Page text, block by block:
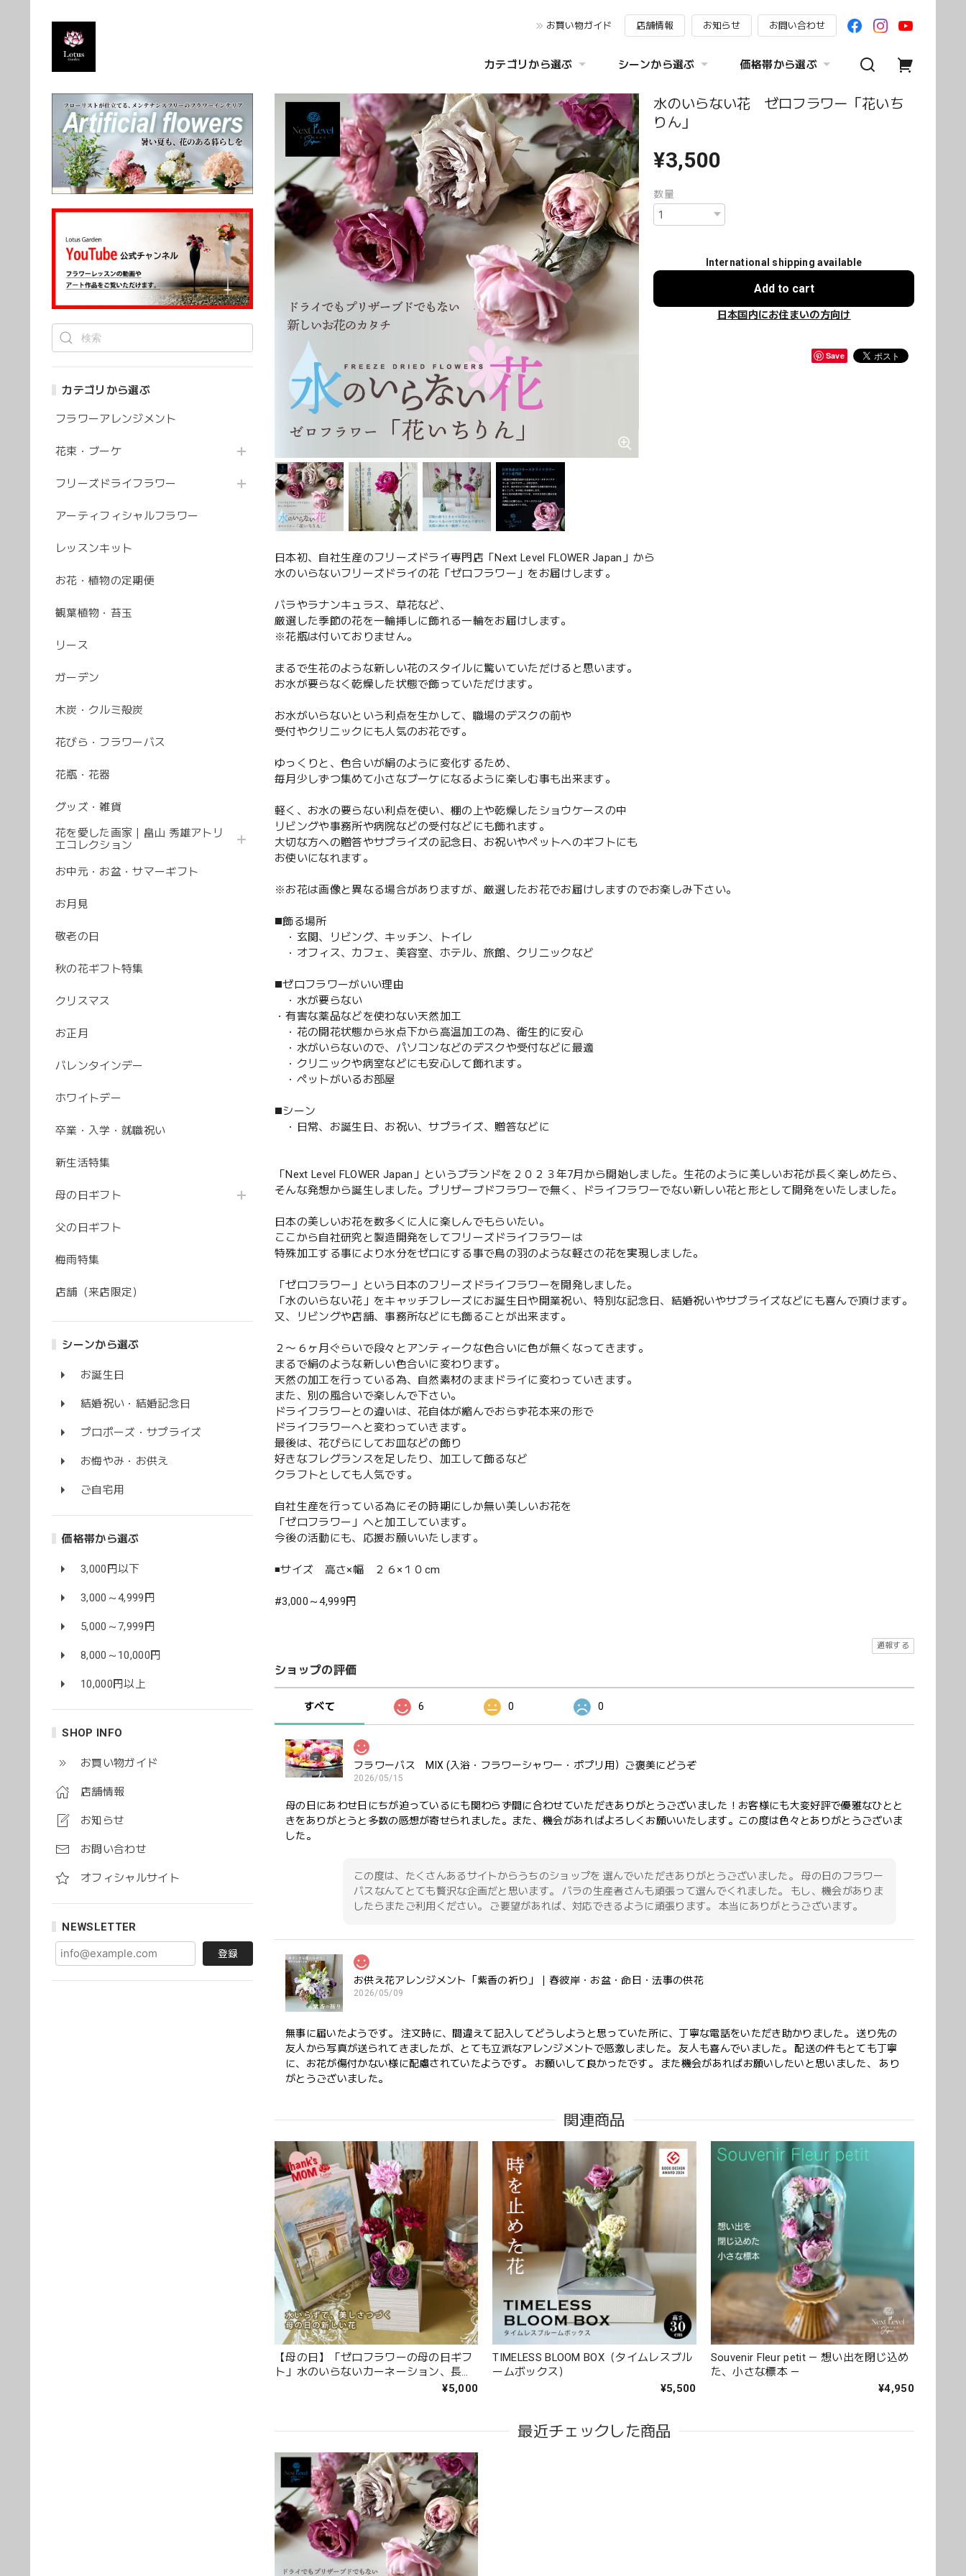
お買い物ガイド 店舗情報 お知らせ お問い合わせ
カテゴリから選ぶ シーンから選ぶ 価格帯から選ぶ
カテゴリから選ぶ
フラワーアレンジメント
花束・ブーケ
フリーズドライフラワー
アーティフィシャルフラワー
レッスンキット
お花・植物の定期便
観葉植物・苔玉
リース
ガーデン
木炭・クルミ殻炭
花びら・フラワーバス
花瓶・花器
グッズ・雑貨
花を愛した画家｜畠山 秀雄アトリ
エコレクション
お中元・お盆・サマーギフト
お月見
敬老の日
秋の花ギフト特集
クリスマス
お正月
バレンタインデー
ホワイトデー
卒業・入学・就職祝い
新生活特集
母の日ギフト
父の日ギフト
梅雨特集
店舗（来店限定）
シーンから選ぶ
お誕生日
結婚祝い・結婚記念日
プロポーズ・サプライズ
お悔やみ・お供え
ご自宅用
価格帯から選ぶ
3,000円以下
3,000～4,999円
5,000～7,999円
8,000～10,000円
10,000円以上
SHOP INFO
お買い物ガイド
店舗情報
お知らせ
お問い合わせ
オフィシャルサイト
NEWSLETTER
登録
水のいらない花 ゼロフラワー「花いち
りん」
¥3,500
数量
International shipping available
Add to cart
日本国内にお住まいの方向け
Save
日本初、自社生産のフリーズドライ専門店「Next Level FLOWER Japan」から
水のいらないフリーズドライの花「ゼロフラワー」をお届けします。
バラやラナンキュラス、草花など、
厳選した季節の花を一輪挿しに飾れる一輪をお届けします。
※花瓶は付いておりません。
まるで生花のような新しい花のスタイルに驚いていただけると思います。
お水が要らなく乾燥した状態で飾っていただけます。
お水がいらないという利点を生かして、職場のデスクの前や
受付やクリニックにも人気のお花です。
ゆっくりと、色合いが絹のように変化するため、
毎月少しずつ集めて小さなブーケになるように楽しむ事も出来ます。
軽く、お水の要らない利点を使い、棚の上や乾燥したショウケースの中
リビングや事務所や病院などの受付などにも飾れます。
大切な方への贈答やサプライズの記念日、お祝いやペットへのギフトにも
お使いになれます。
※お花は画像と異なる場合がありますが、厳選したお花でお届けしますのでお楽しみ下さい。
◼️飾る場所
・玄関、リビング、キッチン、トイレ
・オフィス、カフェ、美容室、ホテル、旅館、クリニックなど
◼️ゼロフラワーがいい理由
・水が要らない
・有害な薬品などを使わない天然加工
・花の開花状態から氷点下から高温加工の為、衛生的に安心
・水がいらないので、パソコンなどのデスクや受付などに最適
・クリニックや病室などにも安心して飾れます。
・ペットがいるお部屋
◼️シーン
・日常、お誕生日、お祝い、サプライズ、贈答などに
「Next Level FLOWER Japan」というブランドを２０２３年7月から開始しました。生花のように美しいお花が長く楽しめたら、
そんな発想から誕生しました。プリザーブドフラワーで無く、ドライフラワーでない新しい花と形として開発をいたしました。
日本の美しいお花を数多くに人に楽しんでもらいたい。
ここから自社研究と製造開発をしてフリーズドライフラワーは
特殊加工する事により水分をゼロにする事で鳥の羽のような軽さの花を実現しました。
「ゼロフラワー」という日本のフリーズドライフラワーを開発しました。
「水のいらない花」をキャッチフレーズにお誕生日や開業祝い、特別な記念日、結婚祝いやサプライズなどにも喜んで頂けます。
又、リビングや店舗、事務所などにも飾ることが出来ます。
２〜６ヶ月ぐらいで段々とアンティークな色合いに色が無くなってきます。
まるで絹のような新しい色合いに変わります。
天然の加工を行っている為、自然素材のままドライに変わっていきます。
また、別の風合いで楽しんで下さい。
ドライフラワーとの違いは、花自体が縮んでおらず花本来の形で
ドライフラワーへと変わっていきます。
最後は、花びらにしてお皿などの飾り
好きなフレグランスを足したり、加工して飾るなど
クラフトとしても人気です。
自社生産を行っている為にその時期にしか無い美しいお花を
「ゼロフラワー」へと加工しています。
今後の活動にも、応援お願いいたします。
◾️サイズ 高さ×幅 ２６×１０cm
#3,000～4,999円
通報する
ショップの評価
すべて 6 0 0
フラワーバス MIX (入浴・フラワーシャワー・ポプリ用）ご褒美にどうぞ
2026/05/15
母の日にあわせ日にちが迫っているにも関わらず間に合わせていただきありがとうございました！お客様にも大変好評で優雅なひとと
きをありがとうと多数の感想が寄せられました。また、機会があればよろしくお願いいたします。この度は色々とありがとうございま
した。
この度は、たくさんあるサイトからうちのショップを 選んでいただきありがとうございました。 母の日のフラワー
バスなんてとても贅沢な企画だと思います。 バラの生産者さんも頑張って選んでくれました。 もし、機会がありま
したらまたご利用ください。 ご要望があれば、対応できるように頑張ります。 本当にありがとうございます。
お供え花アレンジメント「紫香の祈り」｜春彼岸・お盆・命日・法事の供花
2026/05/09
無事に届いたようです。 注文時に、間違えて記入してどうしようと思っていた所に、丁寧な電話をいただき助かりました。 送り先の
友人から写真が送られてきましたが、とても立派なアレンジメントで感激しました。 友人も喜んでいました。 配送の件もとても丁寧
に、お花が傷付かない様に配慮されていたようです。 お願いして良かったです。 また機会があればお願いしたいと思いました、 あり
がとうございました。
このたびは大切なご友人への贈り物に、当店のお花をお選びいただき誠にありがとうございました。 また、ご友人
しました。 配送についてもご満足いただけたようで何よりです。 温かいお言葉を励みに、これからも心を込めてお
花をお届けしてまいります。 またのご利用を心よりお待ちしております。 このたびは本当にありがとうございまし
た。
心を伝える花 キモチ 「ありがとう ARIGATO」 6600
2025/02/07
姉の誕生日に花束を注文しました。 予め希望やイメージを伝えたところ、レアなバラを入れて下さり、ワンランクアップでハイセン
スな華やかな花束を作ってくださいました。 姉も大変喜んでくれて、大満足です。 また、お願いします。 安心してお願いできるお花
屋さんです。
大変嬉しいレビューありがとうございます。 お姉さんも喜んでくださり安心しました。 また、よろしくお願いしま
アンティークブーケ（カビン付き）
2024/05/26
花の状態も良く素敵な花束で、 とても満足しております。 丁寧に梱包されていて、 配送の問題は特にありませんでした。 フローリス
トさんが花の提案と相談に 快く応じてくれます。 今後も利用したい信頼のおける花屋さんです。
関連商品
【母の日】「ゼロフラワーの母の日ギフ
ト」水のいらないカーネーション、長く
¥5,000
TIMELESS BLOOM BOX（タイムレスブル
ームボックス）
¥5,500
Souvenir Fleur petit — 想い出を閉じ込め
た、小さな標本 —
¥4,950
最近チェックした商品